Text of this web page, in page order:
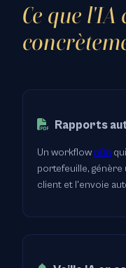
Ce que l'IA
Rapports
Un workflow n8n
portefeuille,
client et l'envoie